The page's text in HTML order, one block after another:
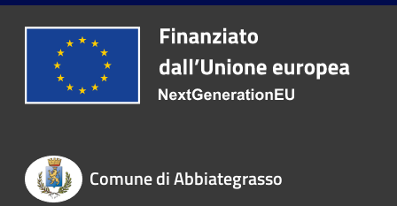
Comune di Abbiategrasso